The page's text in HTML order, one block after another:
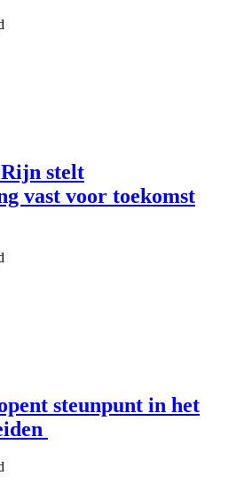
stelt
vast voor toekomst
steunpunt in het